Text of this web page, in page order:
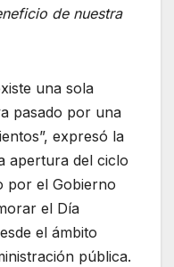
de nuestra
una sola
pasado por una
expresó la
apertura del ciclo
por el Gobierno
el Día
el ámbito
pública.